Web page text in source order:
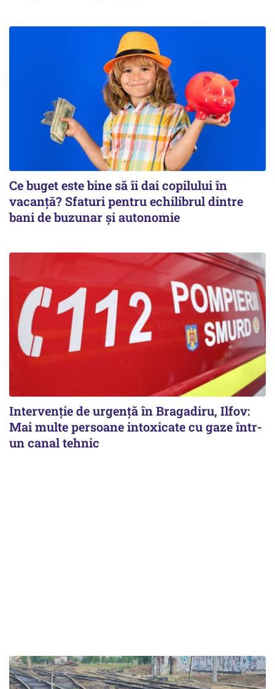
Ce buget este bine să îi dai copilului în
vacanță? Sfaturi pentru echilibrul dintre
bani de buzunar și autonomie
Intervenție de urgență în Bragadiru, Ilfov:
Mai multe persoane intoxicate cu gaze într-
un canal tehnic